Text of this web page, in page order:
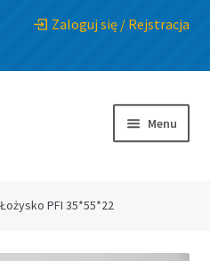
Zaloguj się / Rejstracja
Menu
Łożysko PFI 35*55*22